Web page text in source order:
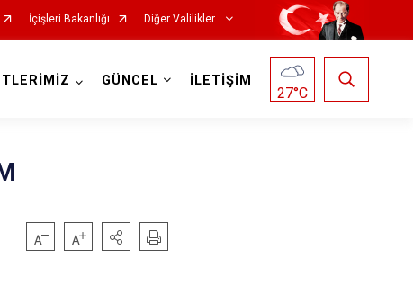
İçişleri Bakanlığı Diğer Valilikler
GÜNCEL İLETİŞİM
27°C